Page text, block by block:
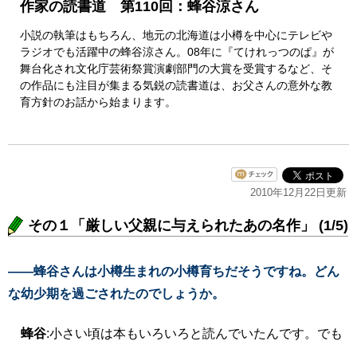
作家の読書道 第110回：蜂谷涼さん
小説の執筆はもちろん、地元の北海道は小樽を中心にテレビや
ラジオでも活躍中の蜂谷涼さん。08年に『てけれっつのぱ』が
舞台化され文化庁芸術祭賞演劇部門の大賞を受賞するなど、そ
の作品にも注目が集まる気鋭の読書道は、お父さんの意外な教
育方針のお話から始まります。
2010年12月22日更新
その１「厳しい父親に与えられたあの名作」 (1/5)
――蜂谷さんは小樽生まれの小樽育ちだそうですね。どん
な幼少期を過ごされたのでしょうか。
蜂谷:小さい頃は本もいろいろと読んでいたんです。でも